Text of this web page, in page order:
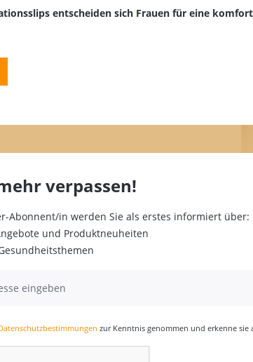
entscheiden sich Frauen für eine
verpassen!
Abonnent/in werden Sie als erstes informiert über:
und Produktneuheiten
zur Kenntnis genommen und erkenne sie